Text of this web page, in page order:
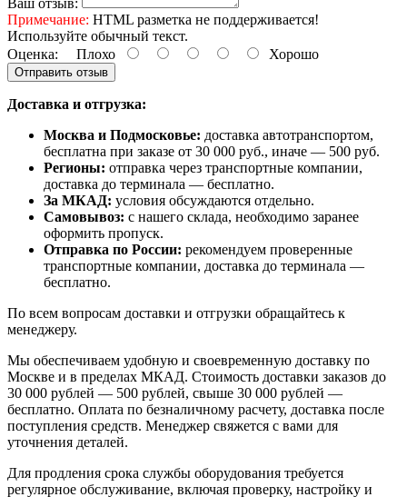
Ваш отзыв:
Примечание: HTML разметка не поддерживается!
Используйте обычный текст.
Оценка: Плохо Хорошо
Отправить отзыв
Доставка и отгрузка:
Москва и Подмосковье: доставка автотранспортом,
бесплатна при заказе от 30 000 руб., иначе — 500 руб.
Регионы: отправка через транспортные компании,
доставка до терминала — бесплатно.
За МКАД: условия обсуждаются отдельно.
Самовывоз: с нашего склада, необходимо заранее
оформить пропуск.
Отправка по России: рекомендуем проверенные
транспортные компании, доставка до терминала —
бесплатно.
По всем вопросам доставки и отгрузки обращайтесь к
менеджеру.
Мы обеспечиваем удобную и своевременную доставку по
Москве и в пределах МКАД. Стоимость доставки заказов до
30 000 рублей — 500 рублей, свыше 30 000 рублей —
бесплатно. Оплата по безналичному расчету, доставка после
поступления средств. Менеджер свяжется с вами для
уточнения деталей.
Для продления срока службы оборудования требуется
регулярное обслуживание, включая проверку, настройку и